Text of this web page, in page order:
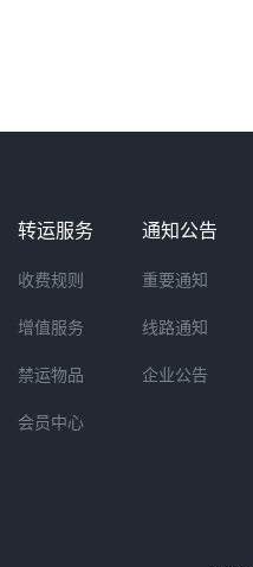
转运服务
收费规则
增值服务
禁运物品
会员中心
通知公告
重要通知
线路通知
企业公告